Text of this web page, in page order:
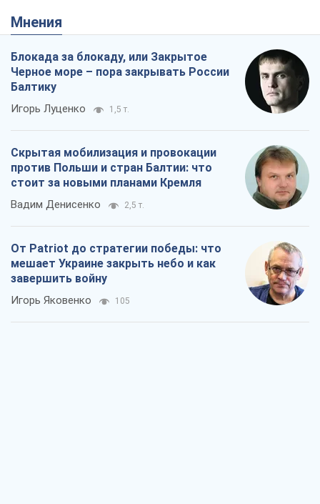
Мнения
Блокада за блокаду, или Закрытое
Черное море – пора закрывать России
Балтику
Игорь Луценко 1,5 т.
Скрытая мобилизация и провокации
против Польши и стран Балтии: что
стоит за новыми планами Кремля
Вадим Денисенко 2,5 т.
От Patriot до стратегии победы: что
мешает Украине закрыть небо и как
завершить войну
Игорь Яковенко 105